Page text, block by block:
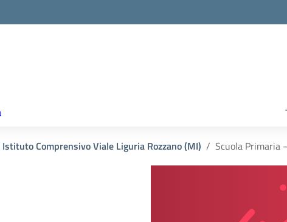
Istituto Comprensivo Viale Liguria Rozzano (MI) Scuola Primaria